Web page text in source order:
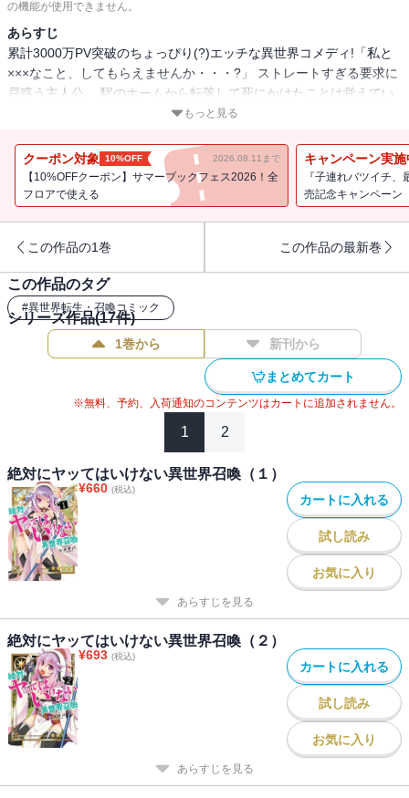
の機能が使用できません。
あらすじ
累計3000万PV突破のちょっぴり(?)エッチな異世界コメディ!「私と
×××なこと、してもらえませんか・・・?」 ストレートすぎる要求に
戸惑う主人公。 駅のホームから転落して死にかけたことは覚えてい
るけど・・・・・・。 彼女の目的とは──・・・?（著者名：シメサ
もっと見る
クーポン対象 10%OFF 2026.08.11まで
【10%OFFクーポン】サマーブックフェス2026！全
フロアで使える
キャンペーン実施
『子連れバツイチ
売記念キャンペーン
この作品の1巻 この作品の最新巻
この作品のタグ
#異世界転生・召喚コミック
シリーズ作品(17件)
1巻から 新刊から
まとめてカート
※無料、予約、入荷通知のコンテンツはカートに追加されません。
1 2
絶対にヤッてはいけない異世界召喚（１）
¥660 (税込)
カートに入れる
試し読み
お気に入り
あらすじを見る
絶対にヤッてはいけない異世界召喚（２）
¥693 (税込)
カートに入れる
試し読み
お気に入り
あらすじを見る